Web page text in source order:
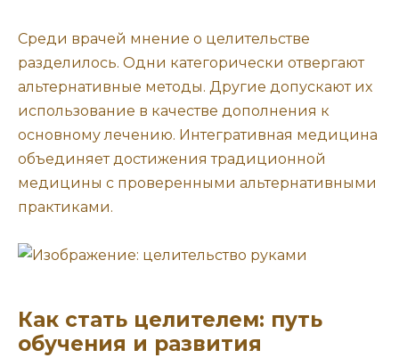
Среди врачей мнение о целительстве
разделилось. Одни категорически отвергают
альтернативные методы. Другие допускают их
использование в качестве дополнения к
основному лечению. Интегративная медицина
объединяет достижения традиционной
медицины с проверенными альтернативными
практиками.
Как стать целителем: путь
обучения и развития